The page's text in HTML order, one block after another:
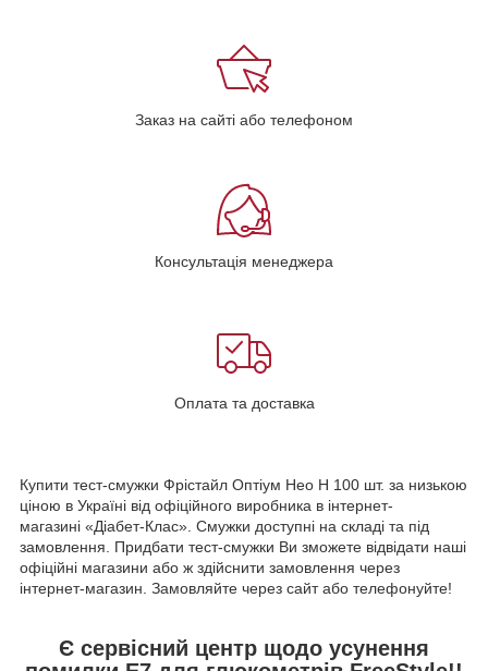
Заказ на сайті або телефоном
Консультація менеджера
Оплата та доставка
Купити тест-смужки Фрістайл Оптіум Нео Н 100 шт. за низькою
ціною в Україні від офіційного виробника в інтернет-
магазині «Діабет-Клас». Смужки доступні на складі та під
замовлення. Придбати тест-смужки Ви зможете відвідати наші
офіційні магазини або ж здійснити замовлення через
інтернет-магазин. Замовляйте через сайт або телефонуйте!
Є сервісний центр щодо усунення